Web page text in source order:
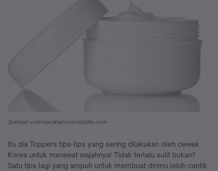
Sumber: comoacabarcomcelulite.com
Itu dia Toppers tips-tips yang sering dilakukan oleh cewek
Korea untuk merawat wajahnya! Tidak terlalu sulit bukan?
Satu tips lagi yang ampuh untuk membuat dirimu lebih cantik